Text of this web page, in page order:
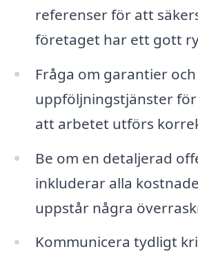
referenser för att
företaget har ett gott
Fråga om garantier och
uppföljningstjänster
att arbetet utförs
Be om en detaljerad
inkluderar alla
uppstår några
Kommunicera tydligt